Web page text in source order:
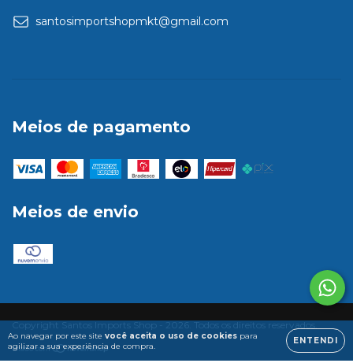
Ao navegar por este site você aceita o uso de cookies para
agilizar a sua experiência de compra.
ENTENDI
santosimportshopmkt@gmail.com
Meios de pagamento
Meios de envio
Copyright Santos Imports Shop - 2026. Todos os direitos reservados.